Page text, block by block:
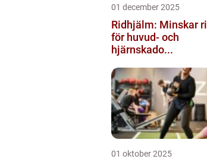
01 december 2025
Ridhjälm: Minskar
för huvud- och
hjärnskado...
01 oktober 2025